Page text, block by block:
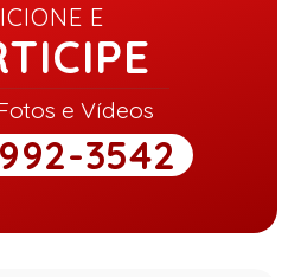
E
e Vídeos
3542